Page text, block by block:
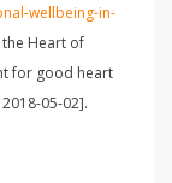
wellbeing-in-
the Heart of
for good heart
05-02].